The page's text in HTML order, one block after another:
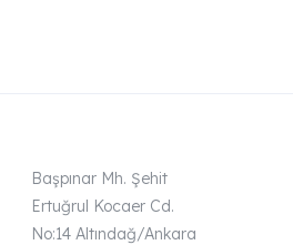
Başpınar Mh. Şehit
Ertuğrul Kocaer Cd.
No:14 Altındağ/Ankara